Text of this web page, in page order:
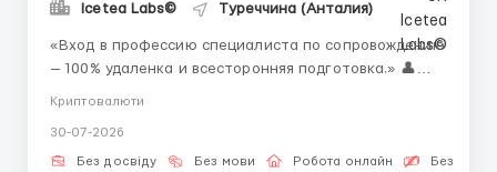
Icetea Labs© Туреччина (Анталия)
«Вход в профессию специалиста по сопровождению
— 100% удаленка и всесторонняя подготовка.» 👤
дня за счет компании Сопровождение операций с
криптовалютой позволяет отслеж...
Криптовалюти
30-07-2026
Без досвіду Без мови Робота онлайн